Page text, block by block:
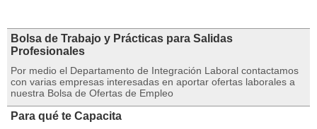
Bolsa de Trabajo y Prácticas para Salidas
Profesionales
Por medio el Departamento de Integración Laboral contactamos
con varias empresas interesadas en aportar ofertas laborales a
nuestra Bolsa de Ofertas de Empleo
Para qué te Capacita